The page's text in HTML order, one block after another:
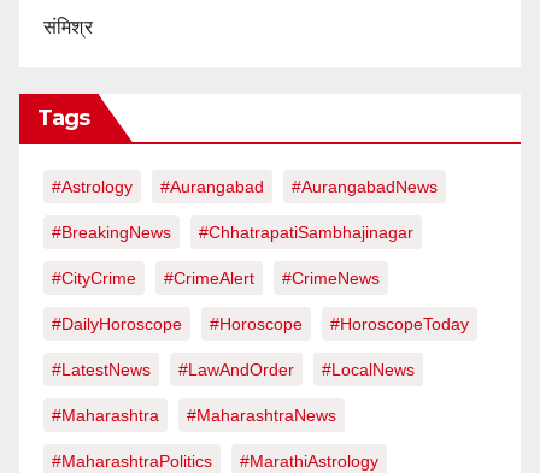
संमिश्र
Tags
#Astrology #Aurangabad #AurangabadNews
#BreakingNews #ChhatrapatiSambhajinagar
#CityCrime #CrimeAlert #CrimeNews
#DailyHoroscope #Horoscope #HoroscopeToday
#LatestNews #LawAndOrder #LocalNews
#Maharashtra #MaharashtraNews
#MaharashtraPolitics #MarathiAstrology